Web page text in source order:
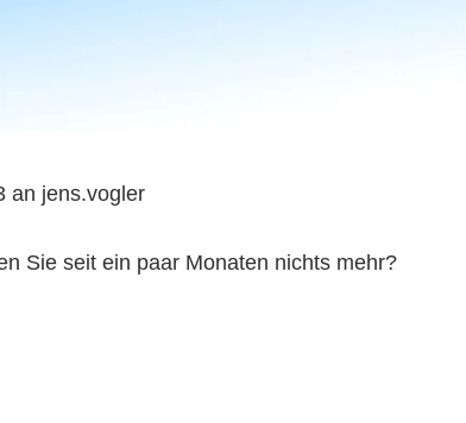
an jens.vogler
Sie seit ein paar Monaten nichts mehr?